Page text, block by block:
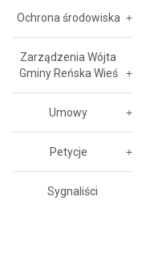
Ochrona środowiska
Zarządzenia Wójta
Gminy Reńska Wieś
Umowy
Petycje
Sygnaliści